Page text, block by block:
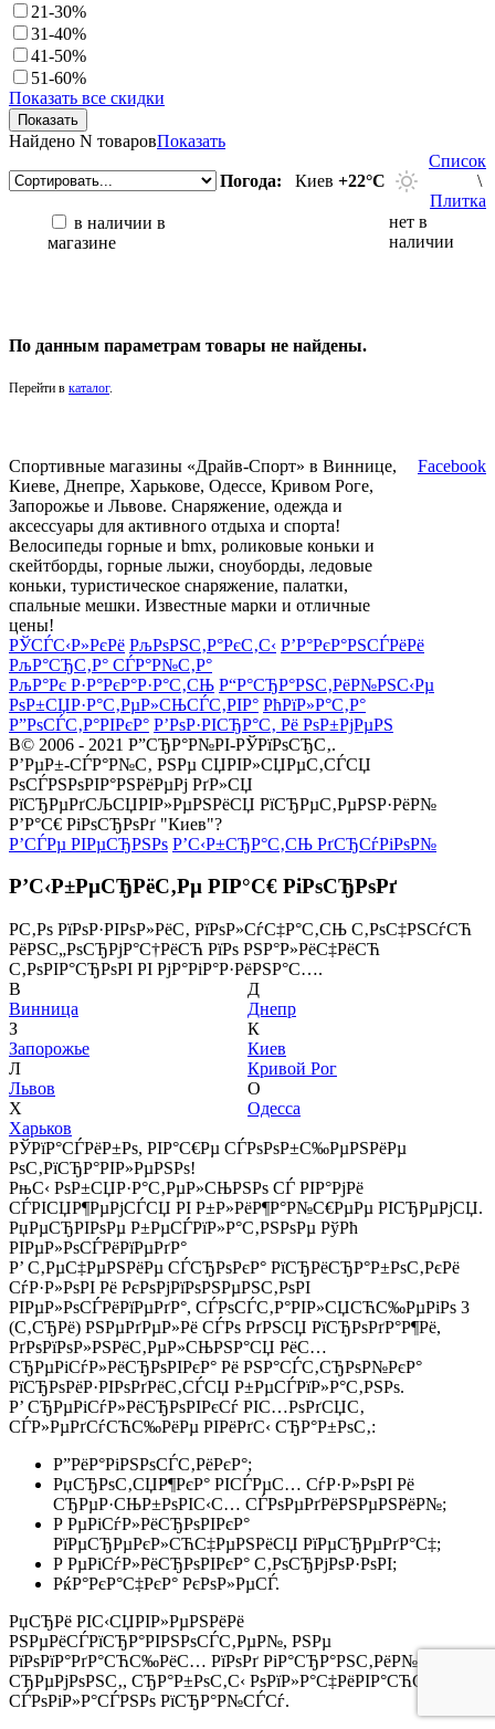
21-30%
31-40%
41-50%
51-60%
Показать все скидки
Найдено N товаровПоказать
Погода: Киев +22°С
Список
\
Плитка
в наличии в
магазине
нет в
наличии
По данным параметрам товары не найдены.
Перейти в каталог.
Спортивные магазины «Драйв-Спорт» в Виннице,
Киеве, Днепре, Харькове, Одессе, Кривом Роге,
Запорожье и Львове. Снаряжение, одежда и
аксессуары для активного отдыха и спорта!
Велосипеды горные и bmx, роликовые коньки и
скейтборды, горные лыжи, сноуборды, ледовые
коньки, туристическое снаряжение, палатки,
спальные мешки. Известные марки и отличные
цены!
Facebook
РЎСЃС‹Р»РєРё РљРѕРЅС‚Р°РєС‚С‹ Р’Р°РєР°РЅСЃРёРё
РљР°СЂС‚Р° СЃР°Р№С‚Р°
РљР°Рє Р·Р°РєР°Р·Р°С‚СЊ Р“Р°СЂР°РЅС‚РёР№РЅС‹Рµ
РѕР±СЏР·Р°С‚РµР»СЊСЃС‚РІР° РћРїР»Р°С‚Р°
Р”РѕСЃС‚Р°РІРєР° Р’РѕР·РІСЂР°С‚ Рё РѕР±РјРµРЅ
В© 2006 - 2021 Р”СЂР°Р№РІ-РЎРїРѕСЂС‚.
Р’РµР±-СЃР°Р№С‚ РЅРµ СЏРІР»СЏРµС‚СЃСЏ
РѕСЃРЅРѕРІР°РЅРёРµРј РґР»СЏ
РїСЂРµРґСЉСЏРІР»РµРЅРёСЏ РїСЂРµС‚РµРЅР·РёР№
Р’Р°С€ РіРѕСЂРѕРґ "Киев"?
Р’СЃРµ РІРµСЂРЅРѕ Р’С‹Р±СЂР°С‚СЊ РґСЂСѓРіРѕР№
Р’С‹Р±РµСЂРёС‚Рµ РІР°С€ РіРѕСЂРѕРґ
Р­С‚Рѕ РїРѕР·РІРѕР»РёС‚ РїРѕР»СѓС‡Р°С‚СЊ С‚РѕС‡РЅСѓСЋ
РёРЅС„РѕСЂРјР°С†РёСЋ РїРѕ РЅР°Р»РёС‡РёСЋ
С‚РѕРІР°СЂРѕРІ РІ РјР°РіР°Р·РёРЅР°С….
В
Винница
З
Запорожье
Л
Львов
Х
Харьков
Д
Днепр
К
Киев
Кривой Рог
О
Одесса
РЎРїР°СЃРёР±Рѕ, РІР°С€Рµ СЃРѕРѕР±С‰РµРЅРёРµ
РѕС‚РїСЂР°РІР»РµРЅРѕ!
РњС‹ РѕР±СЏР·Р°С‚РµР»СЊРЅРѕ СЃ РІР°РјРё
СЃРІСЏР¶РµРјСЃСЏ РІ Р±Р»РёР¶Р°Р№С€РµРµ РІСЂРµРјСЏ.
РџРµСЂРІРѕРµ Р±РµСЃРїР»Р°С‚РЅРѕРµ РўРћ
РІРµР»РѕСЃРёРїРµРґР°
Р’ С‚РµС‡РµРЅРёРµ СЃСЂРѕРєР° РїСЂРёСЂР°Р±РѕС‚РєРё
СѓР·Р»РѕРІ Рё РєРѕРјРїРѕРЅРµРЅС‚РѕРІ
РІРµР»РѕСЃРёРїРµРґР°, СЃРѕСЃС‚Р°РІР»СЏСЋС‰РµРіРѕ 3
(С‚СЂРё) РЅРµРґРµР»Рё СЃРѕ РґРЅСЏ РїСЂРѕРґР°Р¶Рё,
РґРѕРїРѕР»РЅРёС‚РµР»СЊРЅР°СЏ РёС…
СЂРµРіСѓР»РёСЂРѕРІРєР° Рё РЅР°СЃС‚СЂРѕР№РєР°
РїСЂРѕРёР·РІРѕРґРёС‚СЃСЏ Р±РµСЃРїР»Р°С‚РЅРѕ.
Р’ СЂРµРіСѓР»РёСЂРѕРІРєСѓ РІС…РѕРґСЏС‚
СЃР»РµРґСѓСЋС‰РёРµ РІРёРґС‹ СЂР°Р±РѕС‚:
Р”РёР°РіРЅРѕСЃС‚РёРєР°;
РџСЂРѕС‚СЏР¶РєР° РІСЃРµС… СѓР·Р»РѕРІ Рё
СЂРµР·СЊР±РѕРІС‹С… СЃРѕРµРґРёРЅРµРЅРёР№;
Р РµРіСѓР»РёСЂРѕРІРєР°
РїРµСЂРµРєР»СЋС‡РµРЅРёСЏ РїРµСЂРµРґР°С‡;
Р РµРіСѓР»РёСЂРѕРІРєР° С‚РѕСЂРјРѕР·РѕРІ;
РќР°РєР°С‡РєР° РєРѕР»РµСЃ.
РџСЂРё РІС‹СЏРІР»РµРЅРёРё
РЅРµРёСЃРїСЂР°РІРЅРѕСЃС‚РµР№, РЅРµ
РїРѕРїР°РґР°СЋС‰РёС… РїРѕРґ РіР°СЂР°РЅС‚РёР№РЅС‹Р№
СЂРµРјРѕРЅС‚, СЂР°Р±РѕС‚С‹ РѕРїР»Р°С‡РёРІР°СЋС‚СЃСЏ
СЃРѕРіР»Р°СЃРЅРѕ РїСЂР°Р№СЃСѓ.